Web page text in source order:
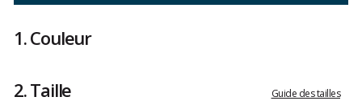
1.Couleur
2.Taille Guide des tailles